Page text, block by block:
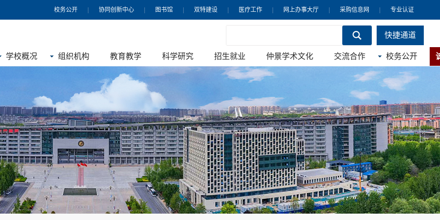
专业认证
采购信息网
网上办事大厅
医疗工作
双特建设
图书馆
协同创新中心
校务公开
快捷通道
学校概况 组织机构 教育教学 科学研究 招生就业 仲景学术文化 交流合作 校务公开